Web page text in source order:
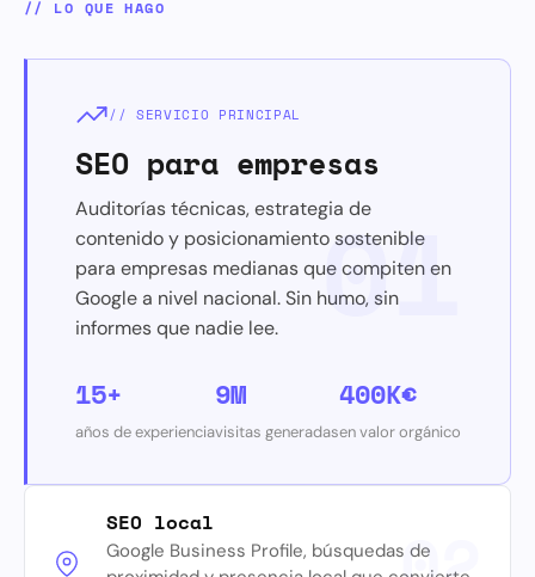
// LO QUE HAGO
01
// SERVICIO PRINCIPAL
SEO para empresas
Auditorías técnicas, estrategia de
contenido y posicionamiento sostenible
para empresas medianas que compiten en
Google a nivel nacional. Sin humo, sin
informes que nadie lee.
15+
años de experiencia
9M
visitas generadas
400K€
en valor orgánico
SEO local
Google Business Profile, búsquedas de